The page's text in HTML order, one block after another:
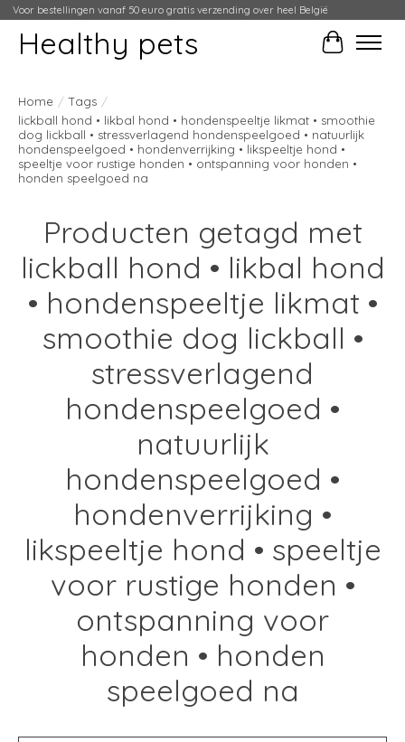
Voor bestellingen vanaf 50 euro gratis verzending over heel België
Healthy pets
Home / Tags /
lickball hond • likbal hond • hondenspeeltje likmat • smoothie
dog lickball • stressverlagend hondenspeelgoed • natuurlijk
hondenspeelgoed • hondenverrijking • likspeeltje hond •
speeltje voor rustige honden • ontspanning voor honden •
honden speelgoed na
Producten getagd met
lickball hond • likbal hond
• hondenspeeltje likmat •
smoothie dog lickball •
stressverlagend
hondenspeelgoed •
natuurlijk
hondenspeelgoed •
hondenverrijking •
likspeeltje hond • speeltje
voor rustige honden •
ontspanning voor
honden • honden
speelgoed na